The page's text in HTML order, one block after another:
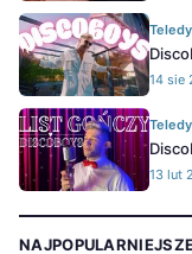
14 sie
13 lut